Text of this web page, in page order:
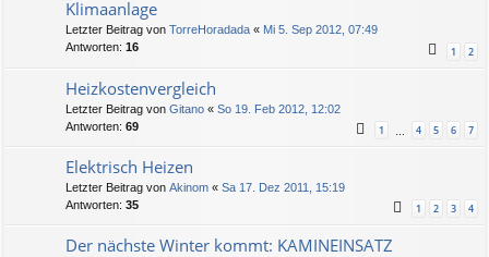
Klimaanlage
Letzter Beitrag von TorreHoradada « Mi 5. Sep 2012, 07:49
Antworten: 16 1 2
Heizkostenvergleich
Letzter Beitrag von Gitano « So 19. Feb 2012, 12:02
Antworten: 69 1 4 5 6 7
Elektrisch Heizen
Letzter Beitrag von Akinom « Sa 17. Dez 2011, 15:19
Antworten: 35 1 2 3 4
Der nächste Winter kommt: KAMINEINSATZ